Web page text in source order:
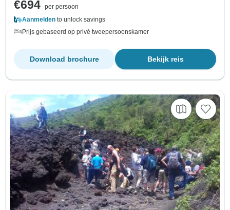
€694 per persoon
Aanmelden to unlock savings
Prijs gebaseerd op privé tweepersoonskamer
Bekijk reis
Download brochure